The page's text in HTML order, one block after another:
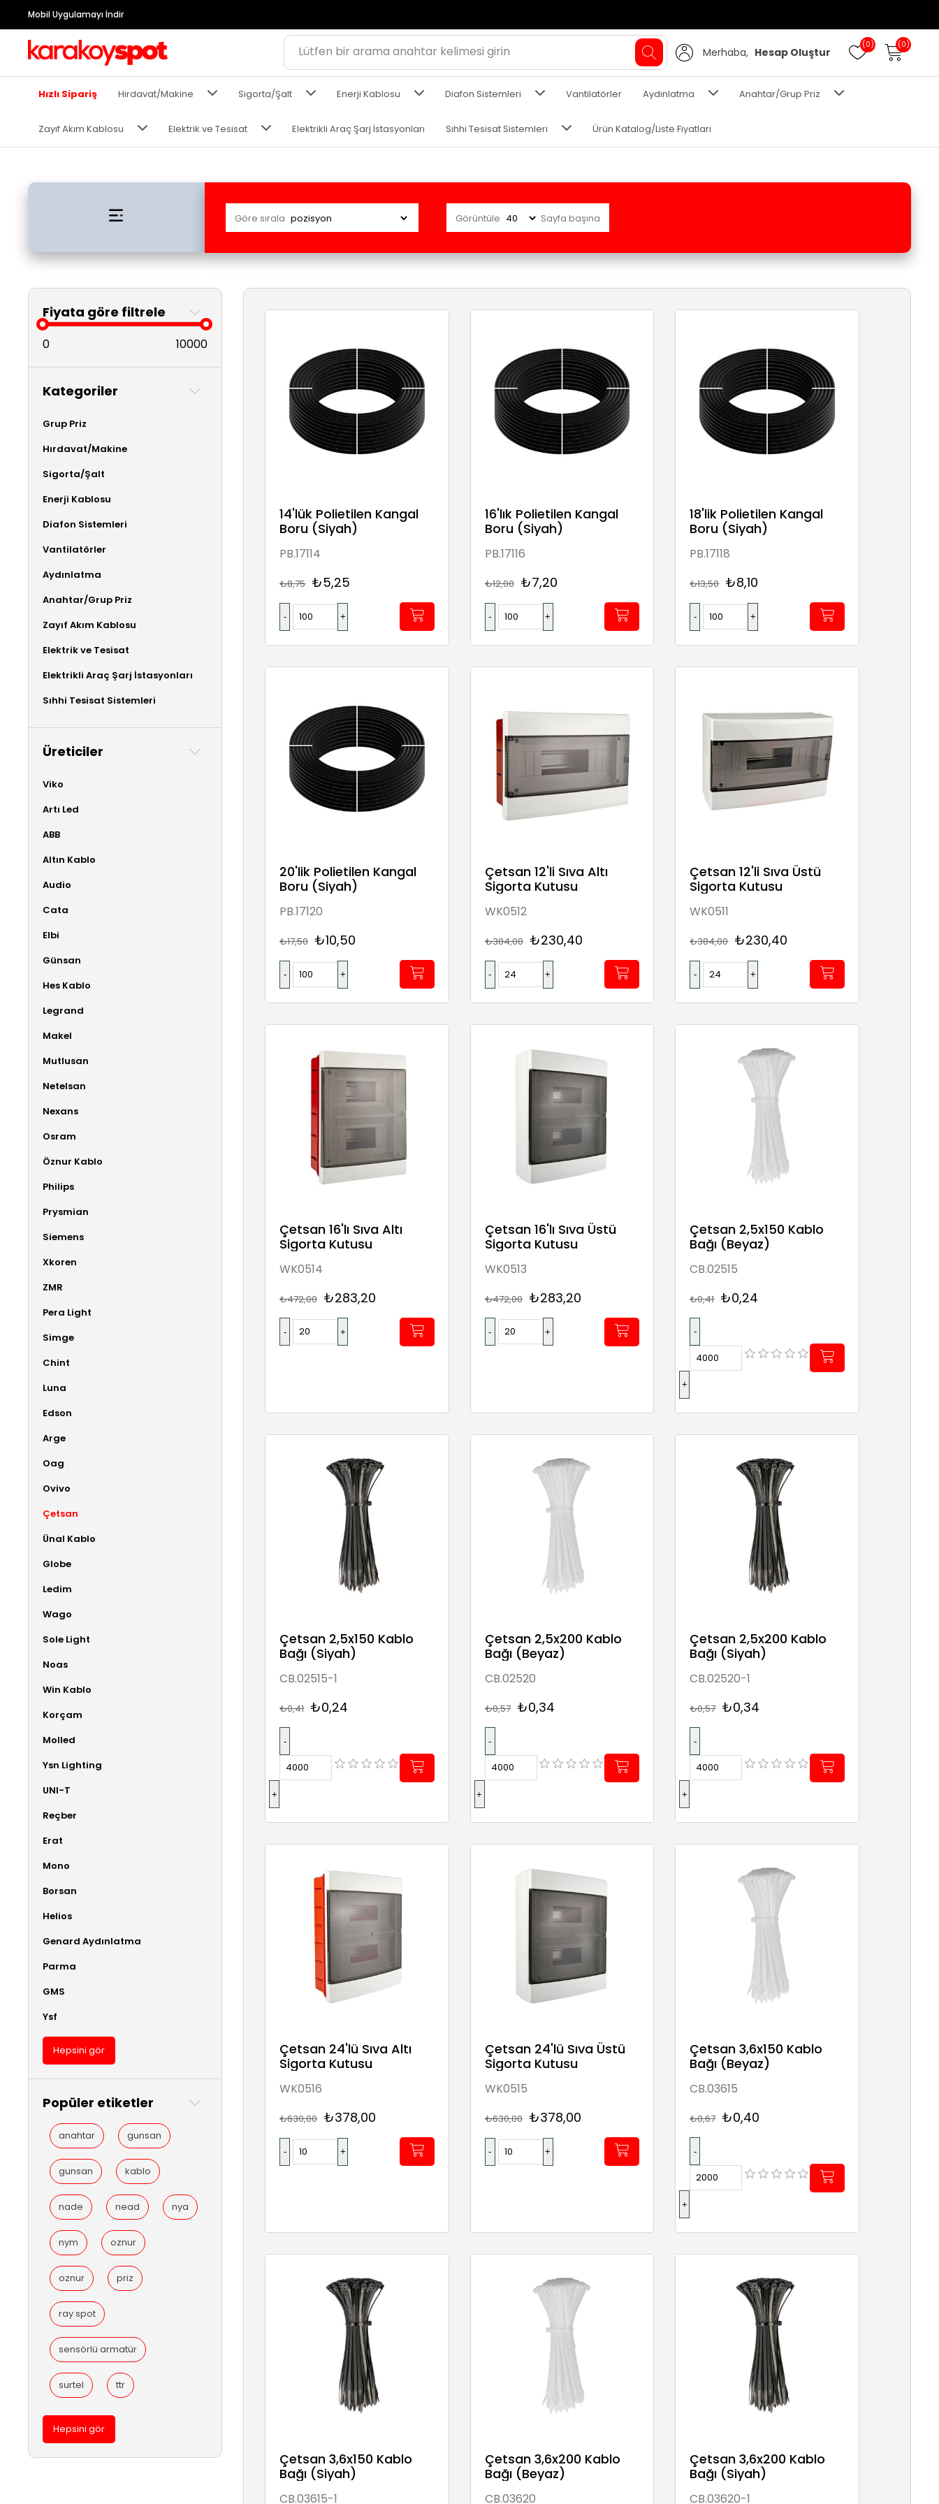
Mobil Uygulamayı İndir
Merhaba, Hesap Oluştur
(0) (0)
Hızlı Sipariş Hırdavat/Makine Sigorta/Şalt Enerji Kablosu Diafon Sistemleri Vantilatörler Aydınlatma Anahtar/Grup Priz
Zayıf Akım Kablosu Elektrik ve Tesisat Elektrikli Araç Şarj İstasyonları Sıhhi Tesisat Sistemleri Ürün Katalog/Liste Fiyatları
Göre sırala Görüntüle Sayfa başına
Fiyata göre filtrele
0 10000
Kategoriler
Grup Priz
Hırdavat/Makine
Sigorta/Şalt
Enerji Kablosu
Diafon Sistemleri
Vantilatörler
Aydınlatma
Anahtar/Grup Priz
Zayıf Akım Kablosu
Elektrik ve Tesisat
Elektrikli Araç Şarj İstasyonları
Sıhhi Tesisat Sistemleri
Üreticiler
Viko
Artı Led
ABB
Altın Kablo
Audio
Cata
Elbi
Günsan
Hes Kablo
Legrand
Makel
Mutlusan
Netelsan
Nexans
Osram
Öznur Kablo
Philips
Prysmian
Siemens
Xkoren
ZMR
Pera Light
Simge
Chint
Luna
Edson
Arge
Oag
Ovivo
Çetsan
Ünal Kablo
Globe
Ledim
Wago
Sole Light
Noas
Win Kablo
Korçam
Molled
Ysn Lighting
UNI-T
Reçber
Erat
Mono
Borsan
Helios
Genard Aydınlatma
Parma
GMS
Ysf
Hepsini gör
Popüler etiketler
anahtar gunsan
gunsan kablo
nade nead nya
nym oznur
oznur priz
ray spot
sensörlü armatür
surtel ttr
Hepsini gör
14'lük Polietilen Kangal
Boru (Siyah)
PB.17114
₺8,75 ₺5,25
16'lık Polietilen Kangal
Boru (Siyah)
PB.17116
₺12,00 ₺7,20
18'lik Polietilen Kangal
Boru (Siyah)
PB.17118
₺13,50 ₺8,10
20'lik Polietilen Kangal
Boru (Siyah)
PB.17120
₺17,50 ₺10,50
Çetsan 12'li Sıva Altı
Sigorta Kutusu
WK0512
₺384,00 ₺230,40
Çetsan 12'li Sıva Üstü
Sigorta Kutusu
WK0511
₺384,00 ₺230,40
Çetsan 16'lı Sıva Altı
Sigorta Kutusu
WK0514
₺472,00 ₺283,20
Çetsan 16'lı Sıva Üstü
Sigorta Kutusu
WK0513
₺472,00 ₺283,20
Çetsan 2,5x150 Kablo
Bağı (Beyaz)
CB.02515
₺0,41 ₺0,24
Çetsan 2,5x150 Kablo
Bağı (Siyah)
CB.02515-1
₺0,41 ₺0,24
Çetsan 2,5x200 Kablo
Bağı (Beyaz)
CB.02520
₺0,57 ₺0,34
Çetsan 2,5x200 Kablo
Bağı (Siyah)
CB.02520-1
₺0,57 ₺0,34
Çetsan 24'lü Sıva Altı
Sigorta Kutusu
WK0516
₺630,00 ₺378,00
Çetsan 24'lü Sıva Üstü
Sigorta Kutusu
WK0515
₺630,00 ₺378,00
Çetsan 3,6x150 Kablo
Bağı (Beyaz)
CB.03615
₺0,67 ₺0,40
Çetsan 3,6x150 Kablo
Bağı (Siyah)
CB.03615-1
Çetsan 3,6x200 Kablo
Bağı (Beyaz)
CB.03620
Çetsan 3,6x200 Kablo
Bağı (Siyah)
CB.03620-1